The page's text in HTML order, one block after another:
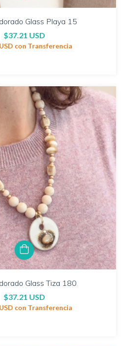
Glass Playa 15
$37.21 USD
con Transferencia
Glass Tiza 180
$37.21 USD
con Transferencia